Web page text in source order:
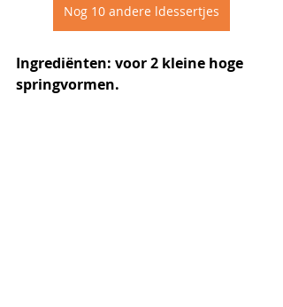
Nog 10 andere ldessertjes
Ingrediënten: voor 2 kleine hoge
springvormen.